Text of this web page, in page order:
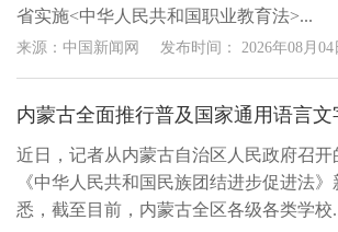
省实施<中华人民共和国职业教育法>...
来源：中国新闻网 发布时间： 2026年08月04
内蒙古全面推行普及国家通用语言文
近日，记者从内蒙古自治区人民政府召开
《中华人民共和国民族团结进步促进法
悉，截至目前，内蒙古全区各级各类学校